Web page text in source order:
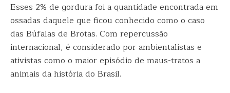
Esses 2% de gordura foi a quantidade encontrada em
ossadas daquele que ficou conhecido como o caso
das Búfalas de Brotas. Com repercussão
internacional, é considerado por ambientalistas e
ativistas como o maior episódio de maus-tratos a
animais da história do Brasil.